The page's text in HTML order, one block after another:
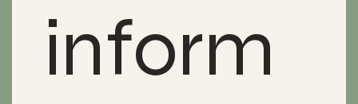
inform